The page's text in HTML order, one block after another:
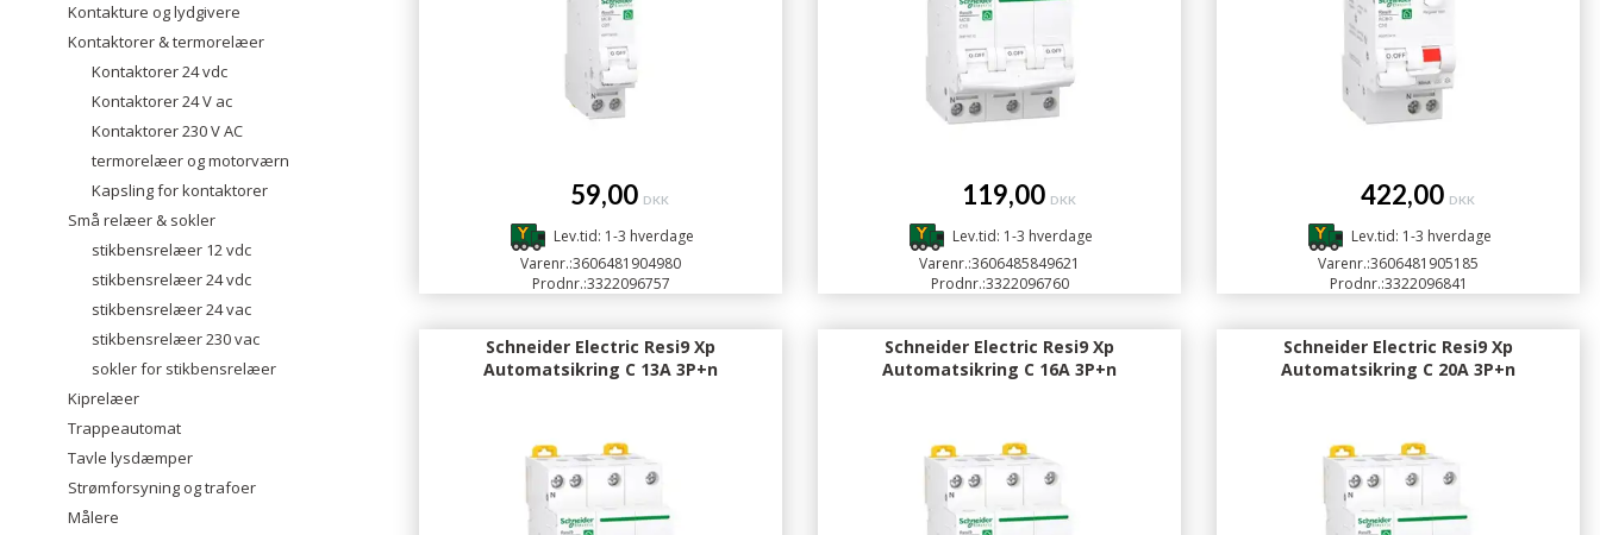
Kontakture og lydgivere
Kontaktorer & termorelæer
Kontaktorer 24 vdc
Kontaktorer 24 V ac
Kontaktorer 230 V AC
termorelæer og motorværn
Kapsling for kontaktorer
Små relæer & sokler
stikbensrelæer 12 vdc
stikbensrelæer 24 vdc
stikbensrelæer 24 vac
stikbensrelæer 230 vac
sokler for stikbensrelæer
Kiprelæer
Trappeautomat
Tavle lysdæmper
Strømforsyning og trafoer
Målere
59,00 DKK
Lev.tid: 1-3 hverdage
Varenr.:3606481904980
Prodnr.:3322096757
119,00 DKK
Lev.tid: 1-3 hverdage
Varenr.:3606485849621
Prodnr.:3322096760
422,00 DKK
Lev.tid: 1-3 hverdage
Varenr.:3606481905185
Prodnr.:3322096841
Schneider Electric Resi9 Xp
Automatsikring C 13A 3P+n
Schneider Electric Resi9 Xp
Automatsikring C 16A 3P+n
Schneider Electric Resi9 Xp
Automatsikring C 20A 3P+n